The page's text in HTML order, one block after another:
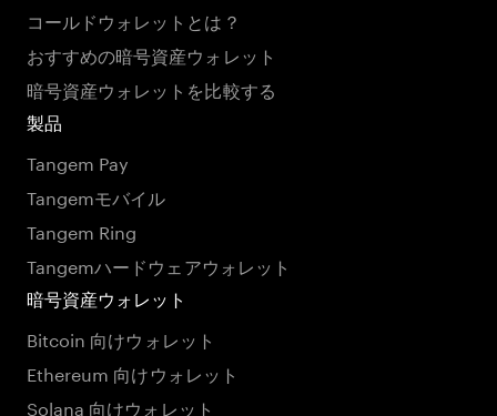
コールドウォレットとは？
おすすめの暗号資産ウォレット
暗号資産ウォレットを比較する
製品
Tangem Pay
Tangemモバイル
Tangem Ring
Tangemハードウェアウォレット
暗号資産ウォレット
Bitcoin 向けウォレット
Ethereum 向けウォレット
Solana 向けウォレット